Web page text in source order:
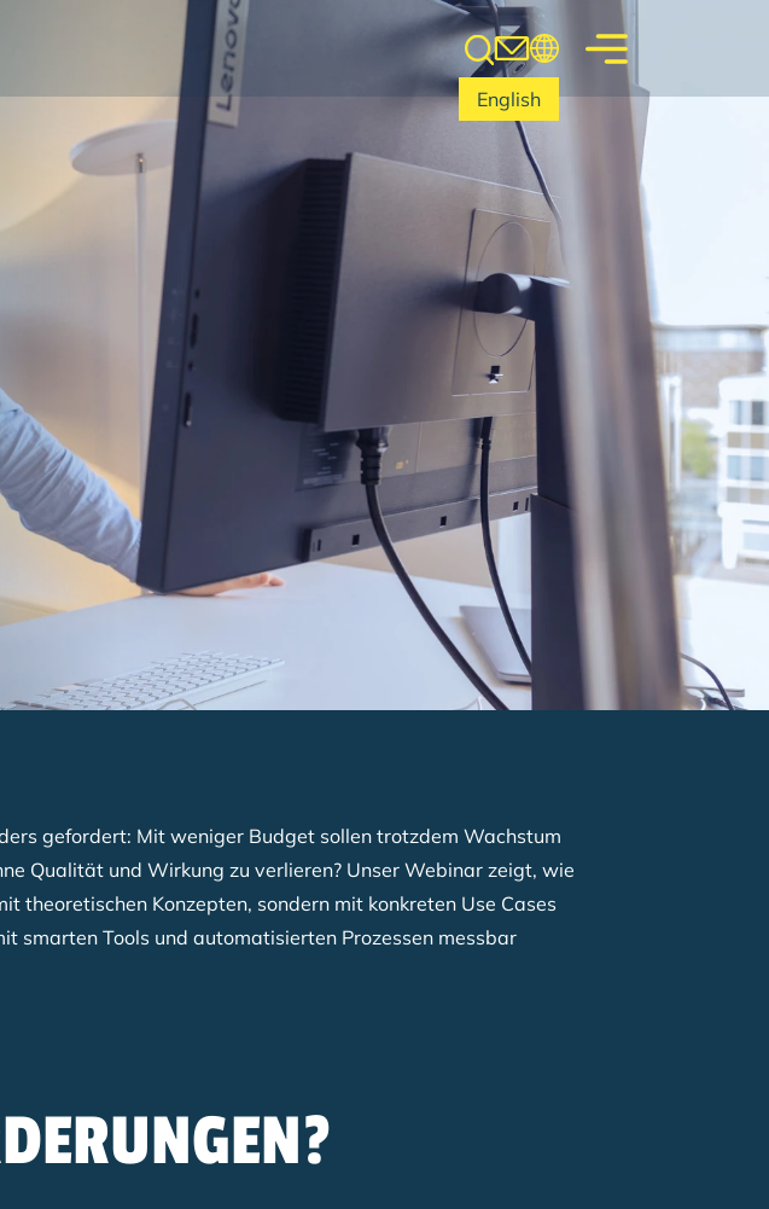
English
Search
gefordert: Mit weniger Budget sollen trotzdem Wachstum
Qualität und Wirkung zu verlieren? Unser Webinar zeigt, wie
Konzepten, sondern mit konkreten Use Cases
smarten Tools und automatisierten Prozessen messbar